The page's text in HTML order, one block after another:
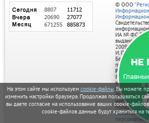
На этом сайте мы используем cookie-файлы. Вы можете
изменить настройки браузера. Продолжая пользоваться
вы даете согласие на использование ваших cookie-
cookie-файлов данные будут храниться на
НЕ
в
© ООО
ИА № ФС
выдано
2009г.
И. О.
Баннеры на
правах
Реклама на
Рекламное
тел. 7-910-
email:
Отдельные
информацию,
Политика в